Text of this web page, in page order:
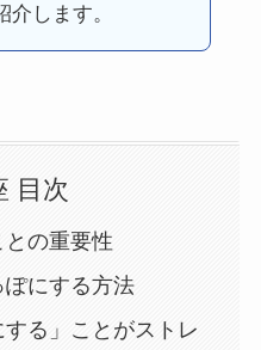
介します。
目次
の重要性
にする方法
る」ことがストレ